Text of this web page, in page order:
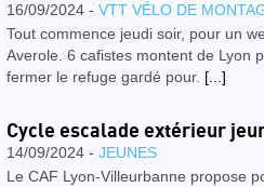
16/09/2024 - VTT VÉLO DE
Tout commence jeudi soir, pour un
Averole. 6 cafistes montent de Lyon
fermer le refuge gardé pour. [...]
Cycle escalade extérieur
14/09/2024 - JEUNES
Le CAF Lyon-Villeurbanne propose